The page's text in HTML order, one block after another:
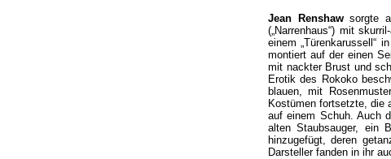
Jean Renshawsorgte
(„Narrenhaus“) mit
einem „Türenkarussell“
montiert auf der einen
mit nackter Brust und
Erotik des Rokoko
blauen, mit
Kostümen fortsetzte, die
auf einem Schuh. Auch
alten Staubsauger, ein
hinzugefügt, deren
Darsteller fanden in ihr